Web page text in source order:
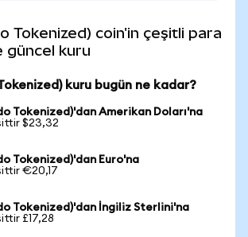
Tokenized) coin'in çeşitli para
güncel kuru
kuru bugün ne kadar?
Tokenized)'dan Amerikan Doları'na
$23,32
Tokenized)'dan Euro'na
€20,17
Tokenized)'dan İngiliz Sterlini'na
£17,28